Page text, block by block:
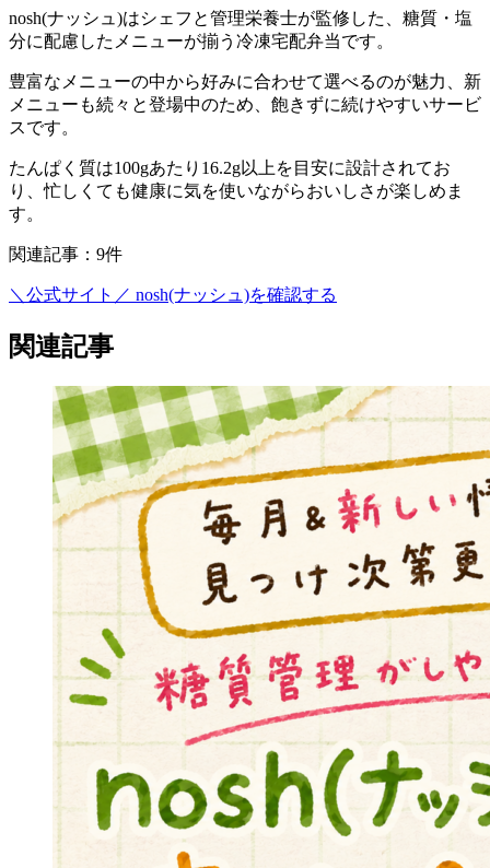
nosh(ナッシュ)はシェフと管理栄養士が監修した、糖質・塩
分に配慮したメニューが揃う冷凍宅配弁当です。
豊富なメニューの中から好みに合わせて選べるのが魅力、新
メニューも続々と登場中のため、飽きずに続けやすいサービ
スです。
たんぱく質は100gあたり16.2g以上を目安に設計されてお
り、忙しくても健康に気を使いながらおいしさが楽しめま
す。
関連記事：9件
＼公式サイト／ nosh(ナッシュ)を確認する
関連記事